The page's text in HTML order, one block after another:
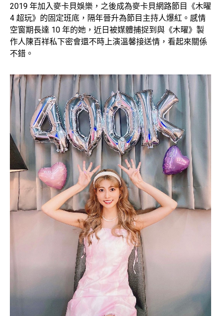
2019 年加入麥卡貝娛樂，之後成為麥卡貝網路節目《木曜
4 超玩》的固定班底，隔年晉升為節目主持人爆紅。感情
空窗期長達 10 年的她，近日被媒體捕捉到與《木曜》製
作人陳百祥私下密會還不時上演溫馨接送情，看起來關係
不錯。